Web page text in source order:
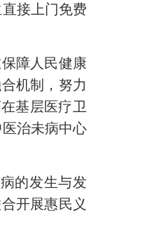
接上门免费
障人民健康
机制，努力
基层医疗卫
治未病中心
的发生与发
开展惠民义